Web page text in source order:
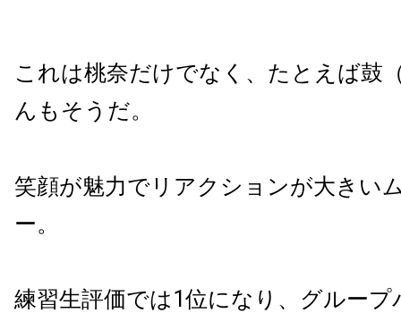
これは桃奈だけでなく、たとえば鼓
んもそうだ。
笑顔が魅力でリアクションが大きい
ー。
練習生評価では1位になり、グルー